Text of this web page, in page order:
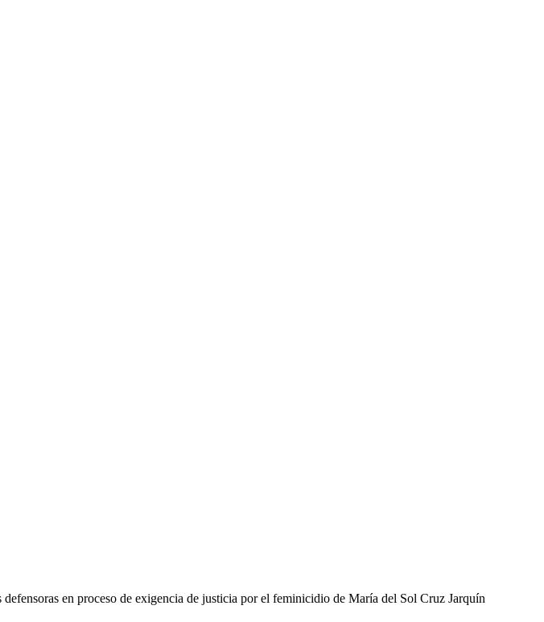
defensoras en proceso de exigencia de justicia por el feminicidio de María del Sol Cruz Jarquín